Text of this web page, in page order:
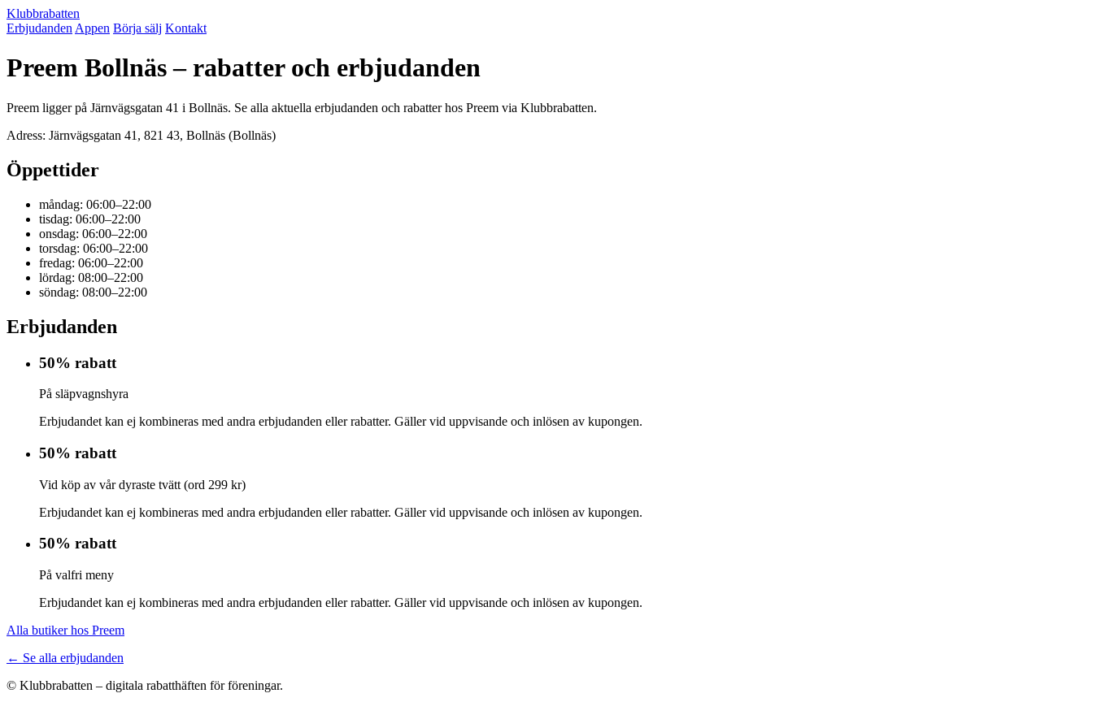
Klubbrabatten
Erbjudanden Appen Börja sälj Kontakt
Preem Bollnäs – rabatter och erbjudanden
Preem ligger på Järnvägsgatan 41 i Bollnäs. Se alla aktuella erbjudanden och rabatter hos Preem via Klubbrabatten.
Adress: Järnvägsgatan 41, 821 43, Bollnäs (Bollnäs)
Öppettider
måndag: 06:00–22:00
tisdag: 06:00–22:00
onsdag: 06:00–22:00
torsdag: 06:00–22:00
fredag: 06:00–22:00
lördag: 08:00–22:00
söndag: 08:00–22:00
Erbjudanden
50% rabatt
På släpvagnshyra
Erbjudandet kan ej kombineras med andra erbjudanden eller rabatter. Gäller vid uppvisande och inlösen av kupongen.
50% rabatt
Vid köp av vår dyraste tvätt (ord 299 kr)
Erbjudandet kan ej kombineras med andra erbjudanden eller rabatter. Gäller vid uppvisande och inlösen av kupongen.
50% rabatt
På valfri meny
Erbjudandet kan ej kombineras med andra erbjudanden eller rabatter. Gäller vid uppvisande och inlösen av kupongen.
Alla butiker hos Preem
← Se alla erbjudanden
© Klubbrabatten – digitala rabatthäften för föreningar.